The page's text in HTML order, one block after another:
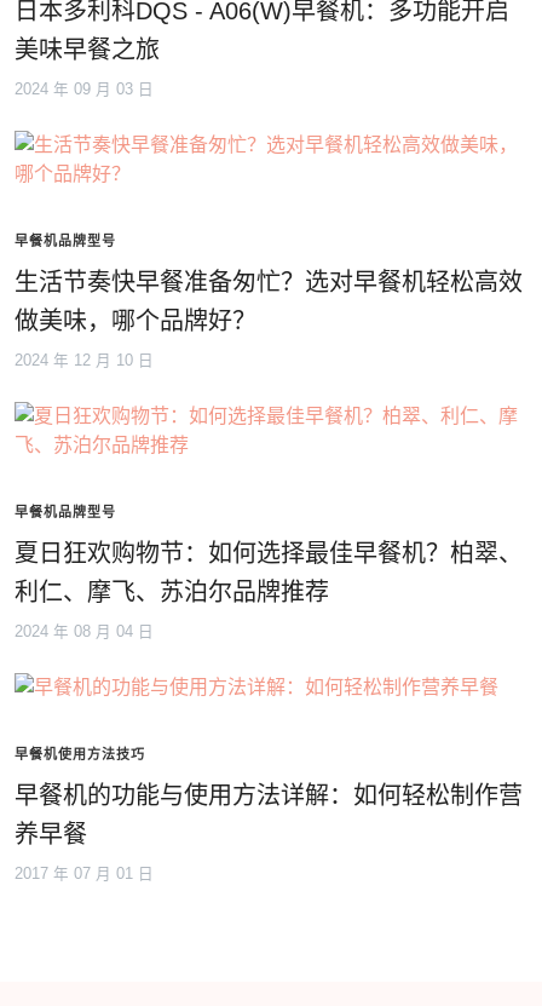
日本多利科DQS - A06(W)早餐机：多功能开启
美味早餐之旅
2024 年 09 月 03 日
早餐机品牌型号
生活节奏快早餐准备匆忙？选对早餐机轻松高效
做美味，哪个品牌好？
2024 年 12 月 10 日
早餐机品牌型号
夏日狂欢购物节：如何选择最佳早餐机？柏翠、
利仁、摩飞、苏泊尔品牌推荐
2024 年 08 月 04 日
早餐机使用方法技巧
早餐机的功能与使用方法详解：如何轻松制作营
养早餐
2017 年 07 月 01 日